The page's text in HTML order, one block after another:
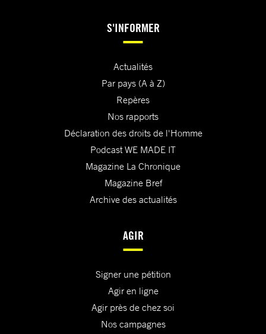
S'INFORMER
Actualités
Par pays (A à Z)
Repères
Nos rapports
Déclaration des droits de l'Homme
Podcast WE MADE IT
Magazine La Chronique
Magazine Bref
Archive des actualités
AGIR
Signer une pétition
Agir en ligne
Agir près de chez soi
Nos campagnes